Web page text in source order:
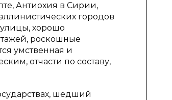
Антиохия в Сирии,
городов
хорошо
роскошные
умственная и
отчасти по составу,
шедший